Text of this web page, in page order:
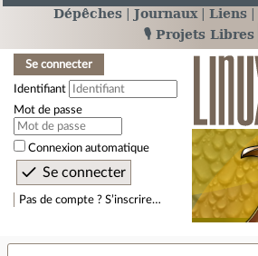
Dépêches Journaux Liens
🎙️ Projets Libres
Se connecter
Identifiant
Mot de passe
Connexion automatique
Pas de compte ? S’inscrire…